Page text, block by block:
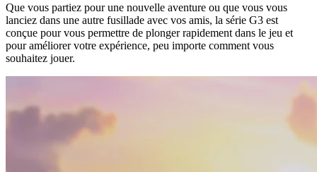
Que vous partiez pour une nouvelle aventure ou que vous vous
lanciez dans une autre fusillade avec vos amis, la série G3 est
conçue pour vous permettre de plonger rapidement dans le jeu et
pour améliorer votre expérience, peu importe comment vous
souhaitez jouer.